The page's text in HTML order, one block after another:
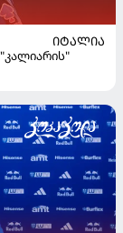
ᲘᲢᲐᲚᲘᲐ